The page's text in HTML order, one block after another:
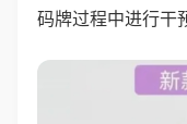
码牌过程中进行干